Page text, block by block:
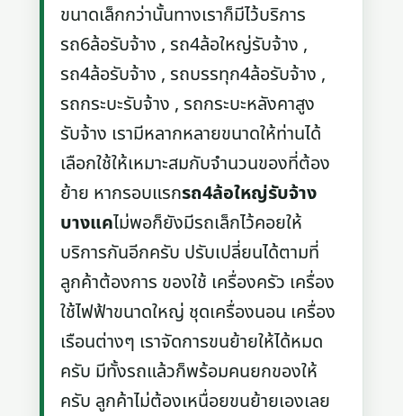
ขนาดเล็กกว่านั้นทางเราก็มีไว้บริการ
รถ6ล้อรับจ้าง , รถ4ล้อใหญ่รับจ้าง ,
รถ4ล้อรับจ้าง , รถบรรทุก4ล้อรับจ้าง ,
รถกระบะรับจ้าง , รถกระบะหลังคาสูง
รับจ้าง เรามีหลากหลายขนาดให้ท่านได้
เลือกใช้ให้เหมาะสมกับจำนวนของที่ต้อง
ย้าย หากรอบแรกรถ4ล้อใหญ่รับจ้าง
บางแคไม่พอก็ยังมีรถเล็กไว้คอยให้
บริการกันอีกครับ ปรับเปลี่ยนได้ตามที่
ลูกค้าต้องการ ของใช้ เครื่องครัว เครื่อง
ใช้ไฟฟ้าขนาดใหญ่ ชุดเครื่องนอน เครื่อง
เรือนต่างๆ เราจัดการขนย้ายให้ได้หมด
ครับ มีทั้งรถแล้วก็พร้อมคนยกของให้
ครับ ลูกค้าไม่ต้องเหนื่อยขนย้ายเองเลย